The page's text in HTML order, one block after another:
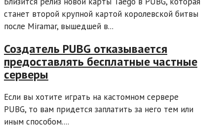
станет второй крупной картой королевской битвы
после Miramar, вышедшей в...
Создатель PUBG отказывается
предоставлять бесплатные частные
серверы
Если вы хотите играть на кастомном сервере
PUBG, то вам придется заплатить за него тем или
иным способом....